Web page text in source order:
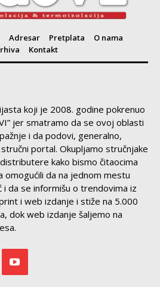
Adresar Pretplata
O nama
Kontakt
koji je 2008. godine pokrenuo
jer smatramo da se ovoj oblasti
i da podovi, generalno,
portal. Okupljamo stručnjake
kako bismo čitaocima
omogućili da na jednom mestu
da se informišu o trendovima iz
i web izdanje i stiže na 5.000
dok web izdanje šaljemo na